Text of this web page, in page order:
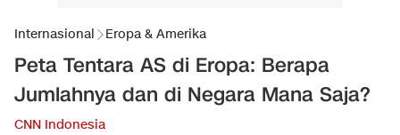
Internasional Eropa & Amerika
Peta Tentara AS di Eropa: Berapa
Jumlahnya dan di Negara Mana Saja?
CNN Indonesia